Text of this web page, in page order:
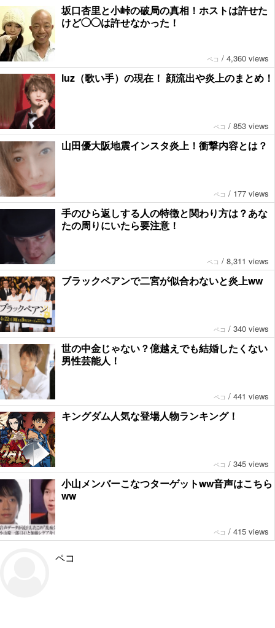
坂口杏里と小峠の破局の真相！ホストは許せた
けど◯◯は許せなかった！
ペコ / 4,360 views
luz（歌い手）の現在！ 顔流出や炎上のまとめ！
ペコ / 853 views
山田優大阪地震インスタ炎上！衝撃内容とは？
ペコ / 177 views
手のひら返しする人の特徴と関わり方は？あな
たの周りにいたら要注意！
ペコ / 8,311 views
ブラックペアンで二宮が似合わないと炎上ww
ペコ / 340 views
世の中金じゃない？億越えでも結婚したくない
男性芸能人！
ペコ / 441 views
キングダム人気な登場人物ランキング！
ペコ / 345 views
小山メンバーこなつターゲットww音声はこちら
ww
ペコ / 415 views
ペコ